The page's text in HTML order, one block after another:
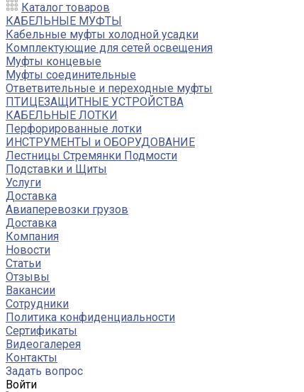
Каталог товаров
КАБЕЛЬНЫЕ МУФТЫ
Кабельные муфты холодной усадки
Комплектующие для сетей освещения
Муфты концевые
Муфты соединительные
Ответвительные и переходные муфты
ПТИЦЕЗАЩИТНЫЕ УСТРОЙСТВА
КАБЕЛЬНЫЕ ЛОТКИ
Перфорированные лотки
ИНСТРУМЕНТЫ и ОБОРУДОВАНИЕ
Лестницы Стремянки Подмости
Подставки и Щиты
Услуги
Доставка
Авиаперевозки грузов
Доставка
Компания
Новости
Статьи
Отзывы
Вакансии
Сотрудники
Политика конфиденциальности
Сертификаты
Видеогалерея
Контакты
Задать вопрос
Войти